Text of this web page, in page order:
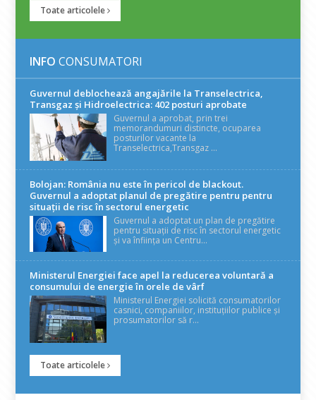
Toate articolele
INFO CONSUMATORI
Guvernul deblochează angajările la Transelectrica,
Transgaz și Hidroelectrica: 402 posturi aprobate
Guvernul a aprobat, prin trei
memorandumuri distincte, ocuparea
posturilor vacante la
Transelectrica,Transgaz ...
Bolojan: România nu este în pericol de blackout.
Guvernul a adoptat planul de pregătire pentru pentru
situații de risc în sectorul energetic
Guvernul a adoptat un plan de pregătire
pentru situații de risc în sectorul energetic
și va înființa un Centru...
Ministerul Energiei face apel la reducerea voluntară a
consumului de energie în orele de vârf
Ministerul Energiei solicită consumatorilor
casnici, companiilor, instituțiilor publice și
prosumatorilor să r...
Toate articolele